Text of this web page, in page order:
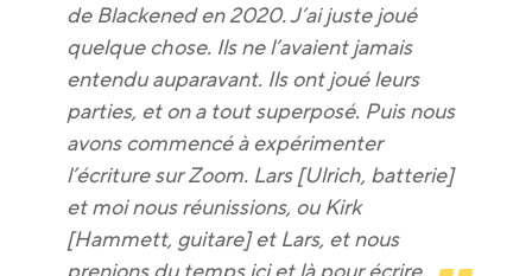
de Blackened en 2020. J’ai juste joué
quelque chose. Ils ne l’avaient jamais
entendu auparavant. Ils ont joué leurs
parties, et on a tout superposé. Puis nous
avons commencé à expérimenter
l’écriture sur Zoom. Lars [Ulrich, batterie]
et moi nous réunissions, ou Kirk
[Hammett, guitare] et Lars, et nous